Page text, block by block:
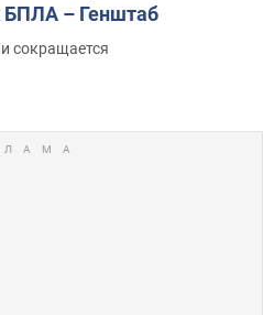
БПЛА – Генштаб
сокращается